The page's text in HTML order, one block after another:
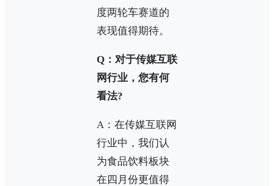
度两轮车赛道的
表现值得期待。
Q：对于传媒互联
网行业，您有何
看法?
A：在传媒互联网
行业中，我们认
为食品饮料板块
在四月份更值得